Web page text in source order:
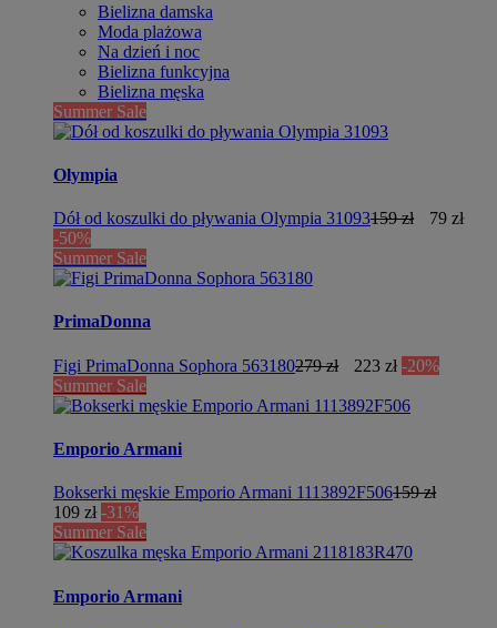
Bielizna damska
Moda plażowa
Na dzień i noc
Bielizna funkcyjna
Bielizna męska
Summer Sale
Olympia
Dół od koszulki do pływania Olympia 31093159 zł
79 zł
-50%
Summer Sale
PrimaDonna
Figi PrimaDonna Sophora 563180279 zł 223 zł -20%
Summer Sale
Emporio Armani
Bokserki męskie Emporio Armani 1113892F506159 zł
109 zł -31%
Summer Sale
Emporio Armani